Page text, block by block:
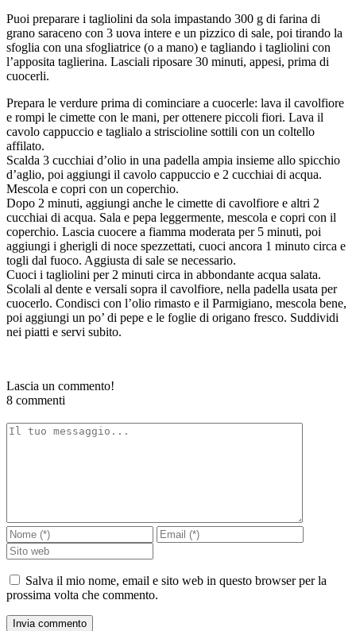
Puoi preparare i tagliolini da sola impastando 300 g di farina di
grano saraceno con 3 uova intere e un pizzico di sale, poi tirando la
sfoglia con una sfogliatrice (o a mano) e tagliando i tagliolini con
l’apposita taglierina. Lasciali riposare 30 minuti, appesi, prima di
cuocerli.
Prepara le verdure prima di cominciare a cuocerle: lava il cavolfiore
e rompi le cimette con le mani, per ottenere piccoli fiori. Lava il
cavolo cappuccio e taglialo a striscioline sottili con un coltello
affilato.
Scalda 3 cucchiai d’olio in una padella ampia insieme allo spicchio
d’aglio, poi aggiungi il cavolo cappuccio e 2 cucchiai di acqua.
Mescola e copri con un coperchio.
Dopo 2 minuti, aggiungi anche le cimette di cavolfiore e altri 2
cucchiai di acqua. Sala e pepa leggermente, mescola e copri con il
coperchio. Lascia cuocere a fiamma moderata per 5 minuti, poi
aggiungi i gherigli di noce spezzettati, cuoci ancora 1 minuto circa e
togli dal fuoco. Aggiusta di sale se necessario.
Cuoci i tagliolini per 2 minuti circa in abbondante acqua salata.
Scolali al dente e versali sopra il cavolfiore, nella padella usata per
cuocerlo. Condisci con l’olio rimasto e il Parmigiano, mescola bene,
poi aggiungi un po’ di pepe e le foglie di origano fresco. Suddividi
nei piatti e servi subito.
Lascia un commento!
8 commenti
Salva il mio nome, email e sito web in questo browser per la
prossima volta che commento.